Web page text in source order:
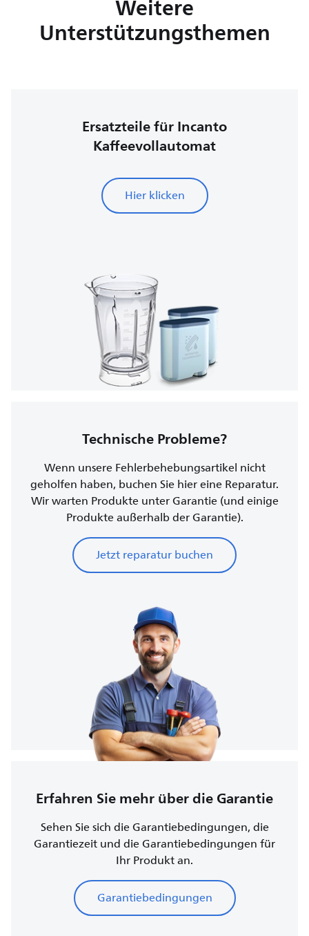
Weitere
Unterstützungsthemen
Ersatzteile für Incanto
Kaffeevollautomat
Hier klicken
Technische Probleme?
Wenn unsere Fehlerbehebungsartikel nicht
geholfen haben, buchen Sie hier eine Reparatur.
Wir warten Produkte unter Garantie (und einige
Produkte außerhalb der Garantie).
Jetzt reparatur buchen
Erfahren Sie mehr über die Garantie
Sehen Sie sich die Garantiebedingungen, die
Garantiezeit und die Garantiebedingungen für
Ihr Produkt an.
Garantiebedingungen